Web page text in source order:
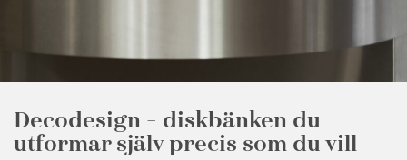
Decodesign – diskbänken du
utformar själv precis som du vill